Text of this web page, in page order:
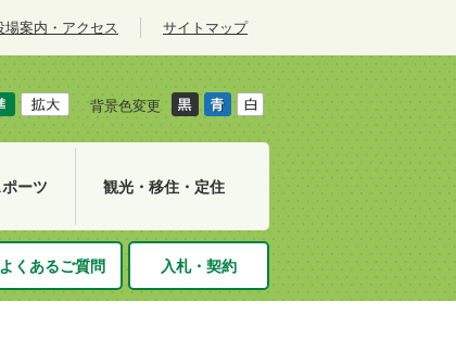
場案内・アクセス サイトマップ
背景色変更
ーツ 観光・移住・定住
よくあるご質問 入札・契約